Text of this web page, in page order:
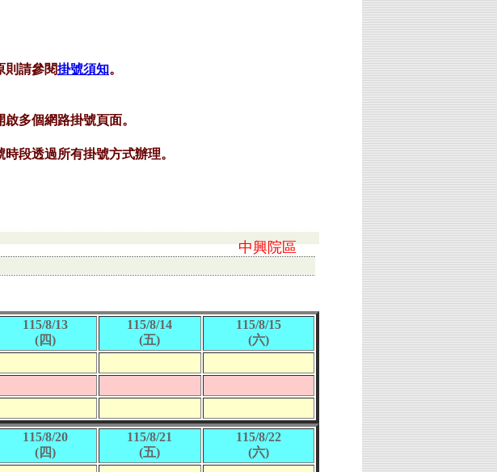
中興院區
115/8/13
(四)
115/8/14
(五)
115/8/15
(六)
115/8/20
(四)
115/8/21
(五)
115/8/22
(六)